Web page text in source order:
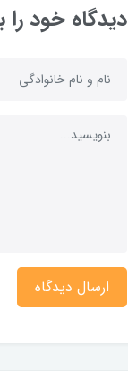
دیدگاه خود را
ارسال دیدگاه